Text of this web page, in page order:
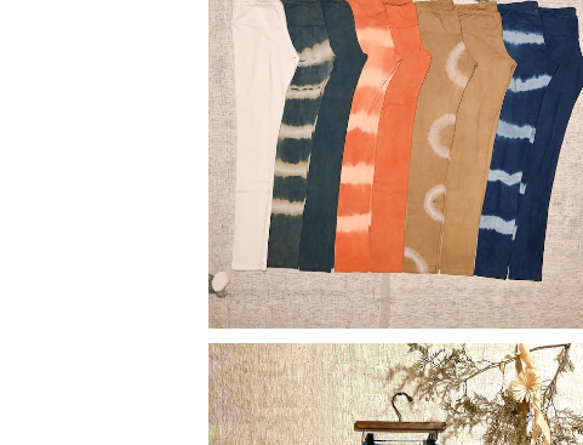
【天然素材・草木染め】レギンス ヘンプコット
ン レディース オーガニック
¥11,000